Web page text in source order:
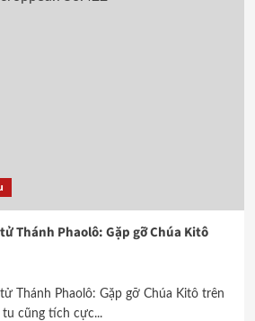
Thánh Phaolô: Gặp gỡ Chúa Kitô
Thánh Phaolô: Gặp gỡ Chúa Kitô trên
cũng tích cực...